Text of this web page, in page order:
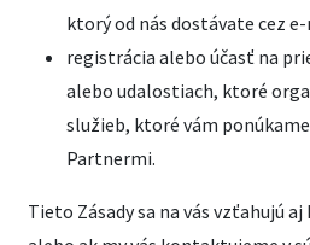
ktorý od nás dostávate cez e-
registrácia alebo účasť na
alebo udalostiach, ktoré
služieb, ktoré vám
Partnermi.
Tieto Zásady sa na vás vzťahujú